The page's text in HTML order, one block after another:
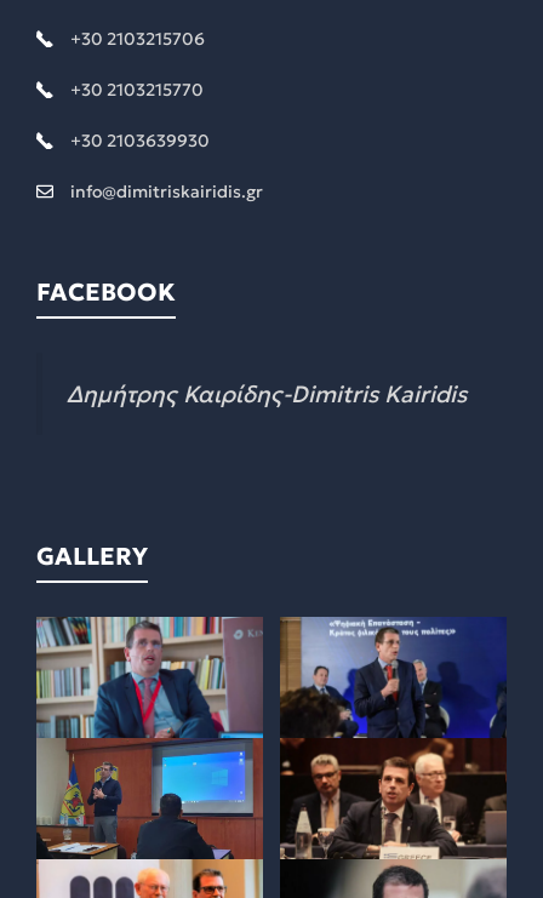
+30 2103215706
+30 2103215770
+30 2103639930
info@dimitriskairidis.gr
FACEBOOK
Δημήτρης Καιρίδης-Dimitris Kairidis
GALLERY